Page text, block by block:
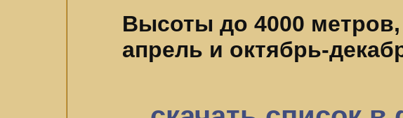
Высоты до 4000
апрель и октябрь-